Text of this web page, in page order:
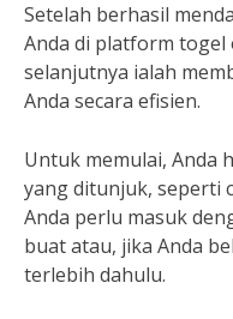
Setelah berhasil
Anda di platform
selanjutnya ialah
Anda secara efisien.
Untuk memulai, Anda
yang ditunjuk, seperti
Anda perlu masuk
buat atau, jika Anda
terlebih dahulu.